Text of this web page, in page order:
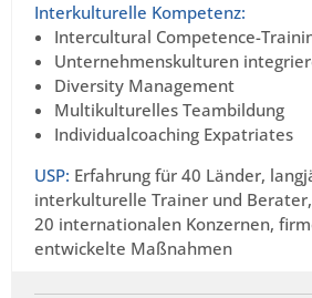
Interkulturelle Kompetenz:
Intercultural Competence-
Unternehmenskulturen
Diversity Management
Multikulturelles Teambildung
Individualcoaching Expatriates
USP: Erfahrung für 40 Länder,
interkulturelle Trainer und
20 internationalen Konzernen,
entwickelte Maßnahmen